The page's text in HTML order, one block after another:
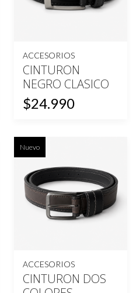
ACCESORIOS
CINTURON
NEGRO CLASICO
$24.990
Nuevo
ACCESORIOS
CINTURON DOS